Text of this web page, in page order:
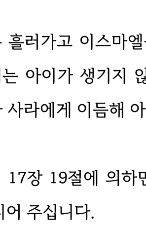
흘러가고 이스마
아이가 생기지
사라에게 이듬해
17장 19절에 의하
어 주십니다.